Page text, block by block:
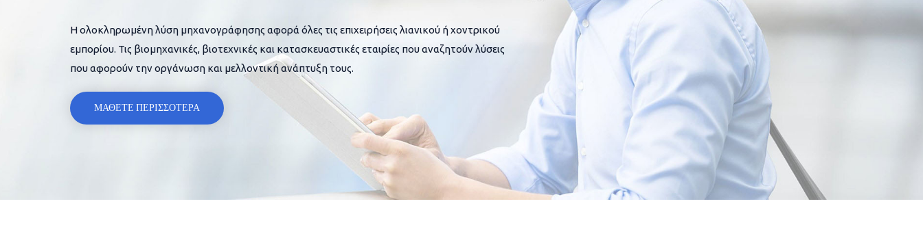
Η ολοκληρωμένη λύση μηχανογράφησης αφορά όλες τις επιχειρήσεις λιανικού ή χοντρικού
εμπορίου. Τις βιομηχανικές, βιοτεχνικές και κατασκευαστικές εταιρίες που αναζητούν λύσεις
που αφορούν την οργάνωση και μελλοντική ανάπτυξη τους.
ΜΑΘΕΤΕ ΠΕΡΙΣΣΟΤΕΡΑ